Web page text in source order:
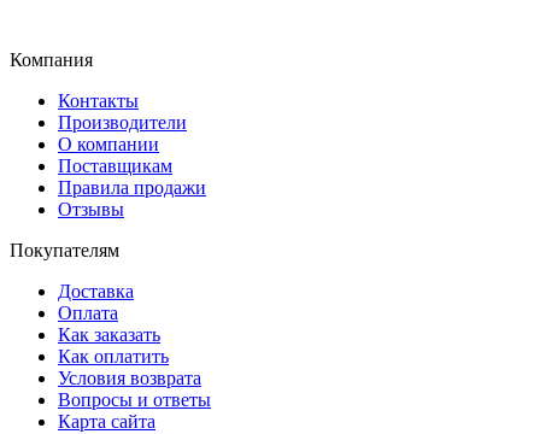
Компания
Контакты
Производители
О компании
Поставщикам
Правила продажи
Отзывы
Покупателям
Доставка
Оплата
Как заказать
Как оплатить
Условия возврата
Вопросы и ответы
Карта сайта